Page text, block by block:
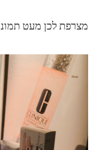
מצרפת לכן מעט